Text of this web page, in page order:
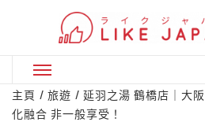
Primary
Menu
主頁 旅遊
延羽之湯 鶴橋店｜大
化融合 非一般享受！